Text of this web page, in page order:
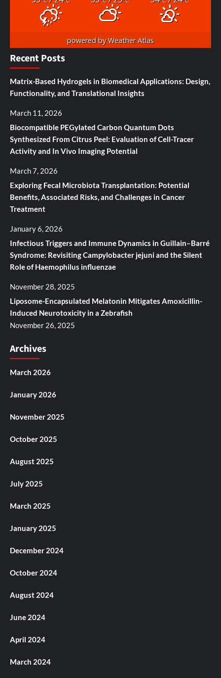
powered byWeather Atlas
Recent Posts
Matrix-Based Hydrogels in Biomedical Applications: Design,
Functionality, and Translational Insights
March 11, 2026
Biocompatible PEGylated Carbon Quantum Dots
Synthesized From Citrus Peel: Evaluation of Cell-Tracer
Activity and In Vivo Imaging Potential
March 7, 2026
Exploring Fecal Microbiota Transplantation: Potential
Benefits, Associated Risks, and Challenges in Cancer
Treatment
January 6, 2026
Infectious Triggers and Immune Dynamics in Guillain–Barré
Syndrome: Revisiting Campylobacter jejuni and the Silent
Role of Haemophilus influenzae
November 28, 2025
Liposome-Encapsulated Melatonin Mitigates Amoxicillin-
Induced Neurotoxicity in a Zebrafish
November 26, 2025
Archives
March 2026
January 2026
November 2025
October 2025
August 2025
July 2025
March 2025
January 2025
December 2024
October 2024
August 2024
June 2024
April 2024
March 2024